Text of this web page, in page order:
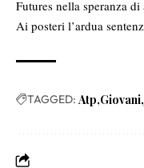
Futures nella speranza
Ai posteri l’ardua
TAGGED: Atp Giovani